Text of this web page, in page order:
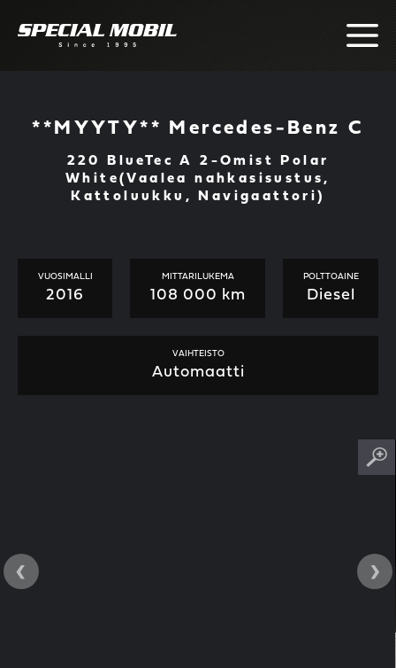
**MYYTY** Mercedes-Benz C
220 BlueTec A 2-Omist Polar
White(Vaalea nahkasisustus,
Kattoluukku, Navigaattori)
VUOSIMALLI
2016
MITTARILUKEMA
108 000 km
POLTTOAINE
Diesel
VAIHTEISTO
Automaatti
‹ ›